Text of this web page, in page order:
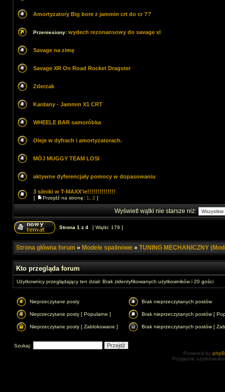
Amortyzatory Big bore z jammin crt do cr ??
Przeniesiony: wydech rezonansowy do savage xl
Savage na zimę
Savage XR On Road Rocket Dragster
Zderzak
Kardany - Jammin X1 CRT
WHEELE BAR samoróbka
Oleje w dyfrach i amortyzatorach.
MÓJ MUGGY TEAM LOSI
aktywne dyferencjały pomocy w dopasowaniu
3 silniki w T-MAXX'ie!!!!!!!!!!!!!!
[ Przejdź na stronę: 1 2 ]
Wyświetl wątki nie starsze niż:
Strona 1 z 4 [ Wątki: 179 ]
Strona główna forum » Modele spalinowe » TUNING MECHANICZNY
Kto przegląda forum
Użytkownicy przeglądający ten dział: Brak zidentyfikowanych użytkowników i 20 gości
Nieprzeczytane posty Brak nieprzeczytanych postów
Nieprzeczytane posty [ Popularne ] Brak nieprzeczytanych postów [
Nieprzeczytane posty [ Zablokowane ] Brak nieprzeczytanych postów [
Szukaj:
Powered by
Przyjazne